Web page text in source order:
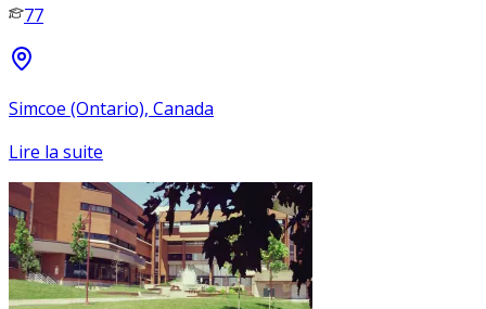
77
Simcoe (Ontario), Canada
Lire la suite